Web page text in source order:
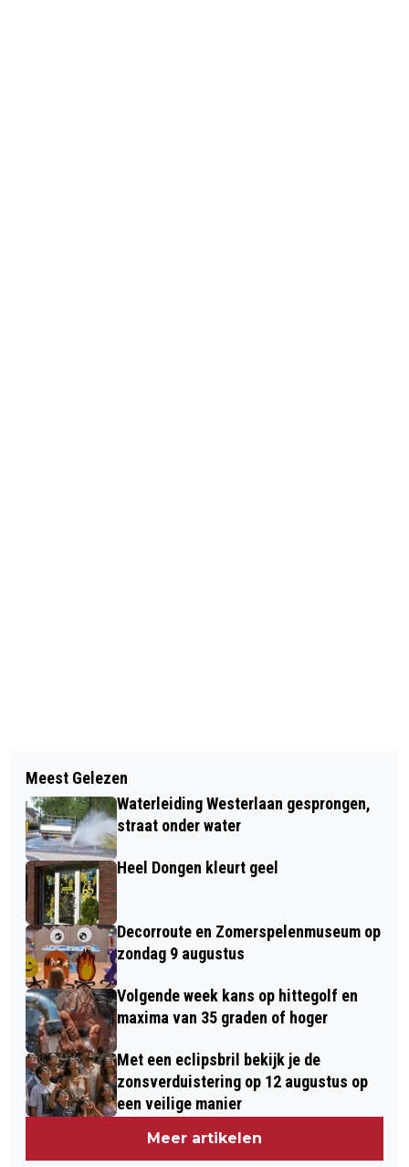
KINDERCAMPUS HEILIG HARTSCHOOL
IN DONGEN OFFICIEEL GEOPEND: “DIT
IS DE ALLERMOOISTE SCHOOL VAN DE
WERELD”
DONGEN BELEEFDE EEN FANTASTISCH
ORANJEPARKFESTIVAL
Meest Gelezen
Waterleiding Westerlaan gesprongen,
straat onder water
Heel Dongen kleurt geel
Decorroute en Zomerspelenmuseum op
zondag 9 augustus
Volgende week kans op hittegolf en
maxima van 35 graden of hoger
Met een eclipsbril bekijk je de
zonsverduistering op 12 augustus op
een veilige manier
Meer artikelen